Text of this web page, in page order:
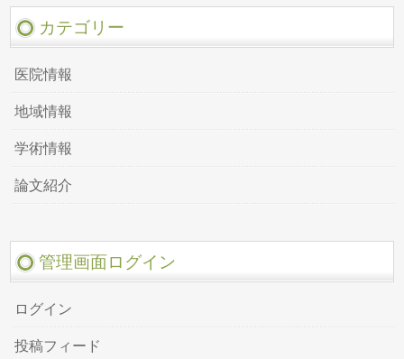
カテゴリー
医院情報
地域情報
学術情報
論文紹介
管理画面ログイン
ログイン
投稿フィード